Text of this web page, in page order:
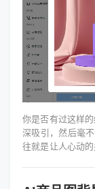
你是否有过这样
深吸引，然后毫
往就是让人心动